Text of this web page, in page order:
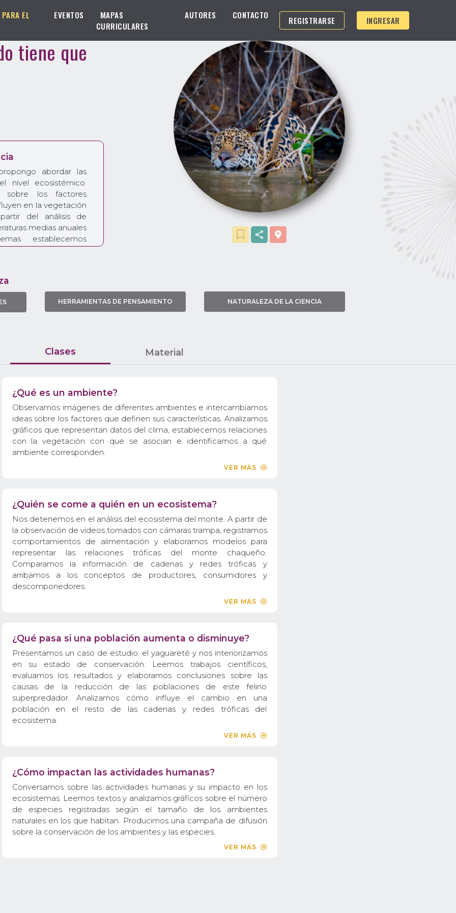
REGISTRARSE INGRESAR
EL
EVENTOS
MAPAS
CURRICULARES
AUTORES CONTACTO
tiene que
abordar las
nivel ecosistémico.
sobre los factores
en la vegetación
del análisis de
medias anuales
establecemos
predominante en
vivos de un
chaqueño
miramos videos de
en los
caso de estudio: el
de la acción del
el impacto
productivas y la
los ambientes y sus
HERRAMIENTAS DE PENSAMIENTO NATURALEZA DE LA CIENCIA
Clases Material
¿Qué es un ambiente?
Observamos imágenes de diferentes ambientes e intercambiamos
ideas sobre los factores que definen sus características. Analizamos
gráficos que representan datos del clima, establecemos relaciones
con la vegetación con que se asocian e identificamos a qué
ambiente corresponden.
VER MÁS
¿Quién se come a quién en un ecosistema?
Nos detenemos en el análisis del ecosistema del monte. A partir de
la observación de videos tomados con cámaras trampa, registramos
comportamientos de alimentación y elaboramos modelos para
representar las relaciones tróficas del monte chaqueño.
Comparamos la información de cadenas y redes tróficas y
arribamos a los conceptos de productores, consumidores y
descomponedores.
VER MÁS
¿Qué pasa si una población aumenta o disminuye?
Presentamos un caso de estudio: el yaguareté y nos interiorizamos
en su estado de conservación. Leemos trabajos científicos,
evaluamos los resultados y elaboramos conclusiones sobre las
causas de la reducción de las poblaciones de este felino
superpredador. Analizamos cómo influye el cambio en una
población en el resto de las cadenas y redes tróficas del
ecosistema.
VER MÁS
¿Cómo impactan las actividades humanas?
Conversamos sobre las actividades humanas y su impacto en los
ecosistemas. Leemos textos y analizamos gráficos sobre el número
de especies registradas según el tamaño de los ambientes
naturales en los que habitan. Producimos una campaña de difusión
sobre la conservación de los ambientes y las especies.
VER MÁS